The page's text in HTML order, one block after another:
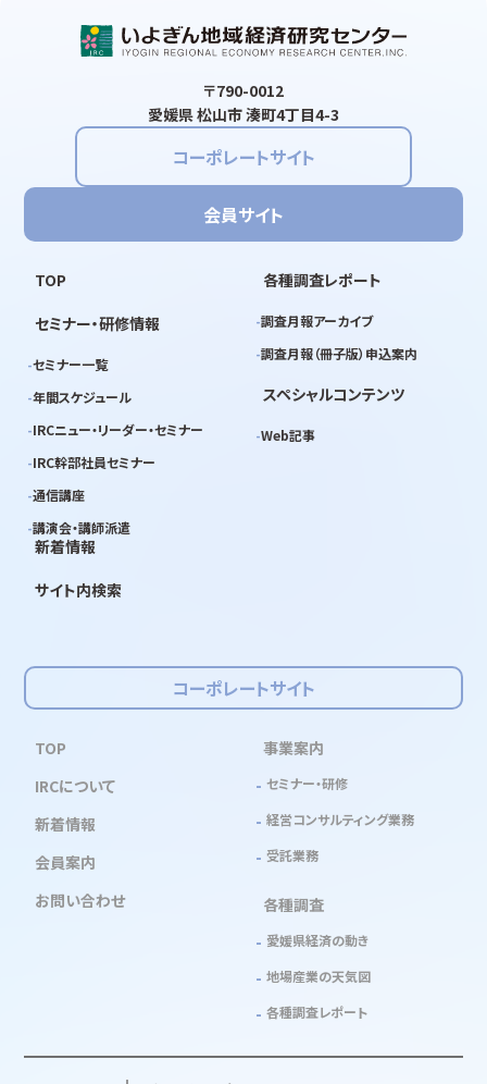
〒790-0012
愛媛県 松山市 湊町4丁目4-3
コーポレートサイト
会員サイト
TOP
セミナー・研修情報
セミナー一覧
年間スケジュール
IRCニュー・リーダー・セミナー
IRC幹部社員セミナー
通信講座
講演会・講師派遣
各種調査レポート
調査月報アーカイブ
調査月報（冊子版）申込案内
スペシャルコンテンツ
Web記事
新着情報
サイト内検索
コーポレートサイト
TOP
IRCについて
新着情報
会員案内
お問い合わせ
事業案内
セミナー・研修
経営コンサルティング業務
受託業務
各種調査
愛媛県経済の動き
地場産業の天気図
各種調査レポート